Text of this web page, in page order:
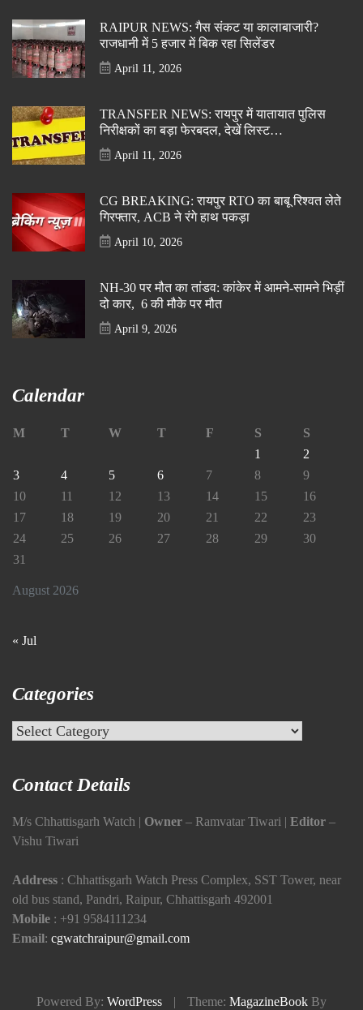
RAIPUR NEWS: गैस संकट या कालाबाजारी?
राजधानी में 5 हजार में बिक रहा सिलेंडर
April 11, 2026
TRANSFER NEWS: रायपुर में यातायात पुलिस
निरीक्षकों का बड़ा फेरबदल, देखें लिस्ट…
April 11, 2026
CG BREAKING: रायपुर RTO का बाबू रिश्वत लेते
गिरफ्तार, ACB ने रंगे हाथ पकड़ा
April 10, 2026
NH-30 पर मौत का तांडव: कांकेर में आमने-सामने भिड़ीं
दो कार, 6 की मौके पर मौत
April 9, 2026
Calendar
August 2026
M T W T F S
S
1
2
3
4 5 6 7 8
9
10
11 12 13 14 15
16
17
18 19 20 21 22
23
24
25 26 27 28 29
30
31
« Jul
Categories
Categories
Contact Details
M/s Chhattisgarh Watch | Owner – Ramvatar Tiwari | Editor –
Vishu Tiwari
Address : Chhattisgarh Watch Press Complex, SST Tower, near
old bus stand, Pandri, Raipur, Chhattisgarh 492001
Mobile : +91 9584111234
Email: cgwatchraipur@gmail.com
Powered By: WordPress | Theme: MagazineBook By